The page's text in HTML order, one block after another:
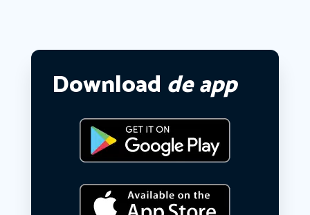
Download de app